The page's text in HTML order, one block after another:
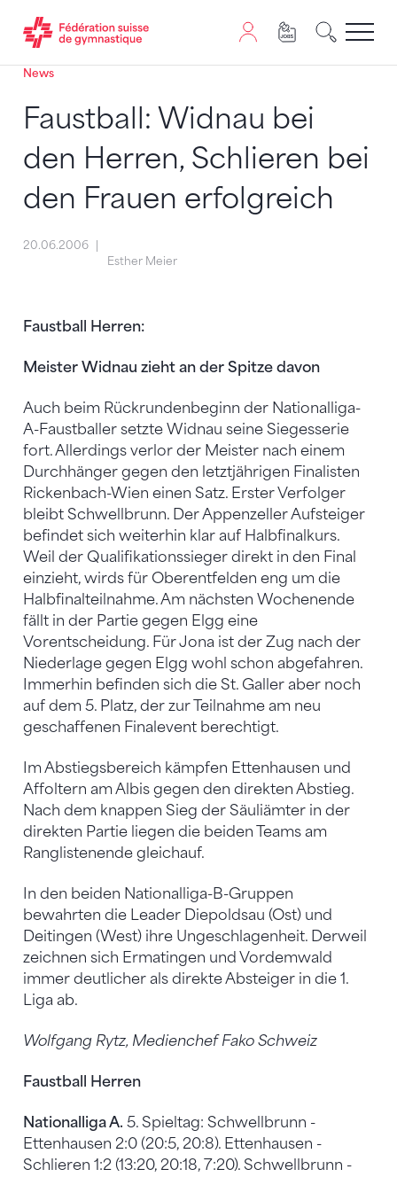
Passer au contenu
Naviguer vers le plan du siten
JavaScript est nécessaire pour naviguer sur ce site.
News
Faustball: Widnau bei
den Herren, Schlieren bei
den Frauen erfolgreich
20.06.2006
Esther Meier
Faustball Herren:
Meister Widnau zieht an der Spitze davon
Auch beim Rückrundenbeginn der Nationalliga-
A-Faustballer setzte Widnau seine Siegesserie
fort. Allerdings verlor der Meister nach einem
Durchhänger gegen den letztjährigen Finalisten
Rickenbach-Wien einen Satz. Erster Verfolger
bleibt Schwellbrunn. Der Appenzeller Aufsteiger
befindet sich weiterhin klar auf Halbfinalkurs.
Weil der Qualifikationssieger direkt in den Final
einzieht, wirds für Oberentfelden eng um die
Halbfinalteilnahme. Am nächsten Wochenende
fällt in der Partie gegen Elgg eine
Vorentscheidung. Für Jona ist der Zug nach der
Niederlage gegen Elgg wohl schon abgefahren.
Immerhin befinden sich die St. Galler aber noch
auf dem 5. Platz, der zur Teilnahme am neu
geschaffenen Finalevent berechtigt.
Im Abstiegsbereich kämpfen Ettenhausen und
Affoltern am Albis gegen den direkten Abstieg.
Nach dem knappen Sieg der Säuliämter in der
direkten Partie liegen die beiden Teams am
Ranglistenende gleichauf.
In den beiden Nationalliga-B-Gruppen
bewahrten die Leader Diepoldsau (Ost) und
Deitingen (West) ihre Ungeschlagenheit. Derweil
zeichnen sich Ermatingen und Vordemwald
immer deutlicher als direkte Absteiger in die 1.
Liga ab.
Wolfgang Rytz, Medienchef Fako Schweiz
Faustball Herren
Nationalliga A. 5. Spieltag: Schwellbrunn -
Ettenhausen 2:0 (20:5, 20:8). Ettenhausen -
Schlieren 1:2 (13:20, 20:18, 7:20). Schwellbrunn -